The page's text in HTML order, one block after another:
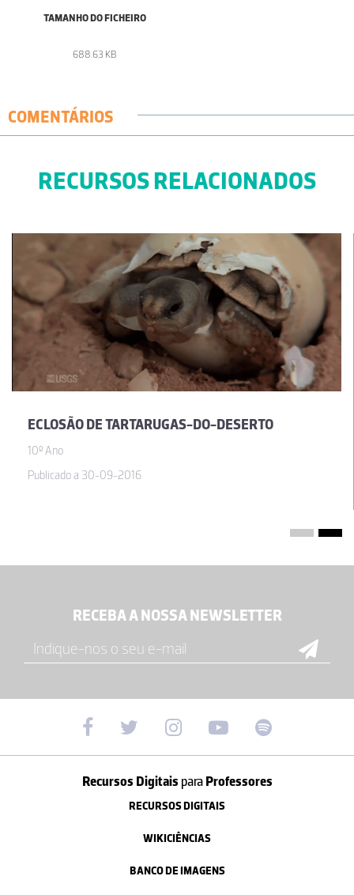
TAMANHO DO FICHEIRO
688.63 KB
COMENTÁRIOS
RECURSOS RELACIONADOS
ECLOSÃO DE TARTARUGAS-DO-DESERTO
10º Ano
Publicado a 30-09-2016
RECEBA A NOSSA NEWSLETTER
Recursos Digitais paraProfessores
RECURSOS DIGITAIS
WIKICIÊNCIAS
BANCO DE IMAGENS